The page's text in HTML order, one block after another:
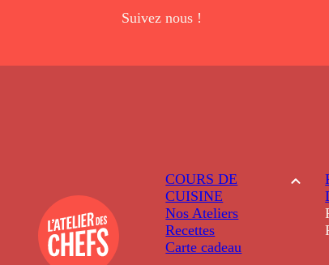
Suivez nous !
COURS DE
CUISINE
Nos Ateliers
Recettes
Carte cadeau